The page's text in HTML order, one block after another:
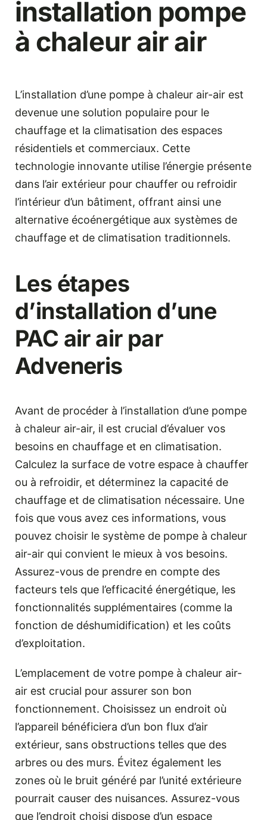
installation pompe
à chaleur air air
L’installation d’une pompe à chaleur air-air est
devenue une solution populaire pour le
chauffage et la climatisation des espaces
résidentiels et commerciaux. Cette
technologie innovante utilise l’énergie présente
dans l’air extérieur pour chauffer ou refroidir
l’intérieur d’un bâtiment, offrant ainsi une
alternative écoénergétique aux systèmes de
chauffage et de climatisation traditionnels.
Les étapes
d’installation d’une
PAC air air par
Adveneris
Avant de procéder à l’installation d’une pompe
à chaleur air-air, il est crucial d’évaluer vos
besoins en chauffage et en climatisation.
Calculez la surface de votre espace à chauffer
ou à refroidir, et déterminez la capacité de
chauffage et de climatisation nécessaire. Une
fois que vous avez ces informations, vous
pouvez choisir le système de pompe à chaleur
air-air qui convient le mieux à vos besoins.
Assurez-vous de prendre en compte des
facteurs tels que l’efficacité énergétique, les
fonctionnalités supplémentaires (comme la
fonction de déshumidification) et les coûts
d’exploitation.
L’emplacement de votre pompe à chaleur air-
air est crucial pour assurer son bon
fonctionnement. Choisissez un endroit où
l’appareil bénéficiera d’un bon flux d’air
extérieur, sans obstructions telles que des
arbres ou des murs. Évitez également les
zones où le bruit généré par l’unité extérieure
pourrait causer des nuisances. Assurez-vous
que l’endroit choisi dispose d’un espace